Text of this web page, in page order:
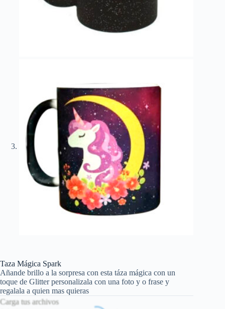
Taza Mágica Spark
Añande brillo a la sorpresa con esta táza mágica con un
toque de Glitter personalizala con una foto y o frase y
regalala a quien mas quieras
Carga tus archivos